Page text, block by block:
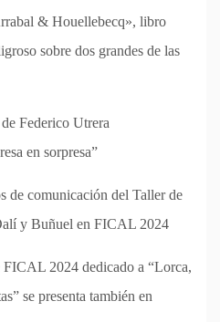
& Houellebecq», libro
sobre dos grandes de las
Federico Utrera
en sorpresa”
de comunicación del Taller de
y Buñuel en FICAL 2024
2024 dedicado a “Lorca,
se presenta también en